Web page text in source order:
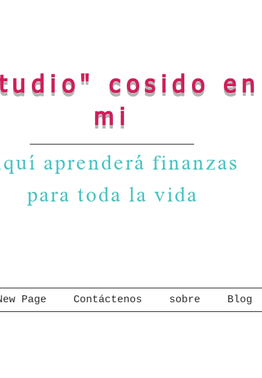
cosido en
mi
aprenderá finanzas
para toda la vida
Blog
sobre
Contáctenos
Page